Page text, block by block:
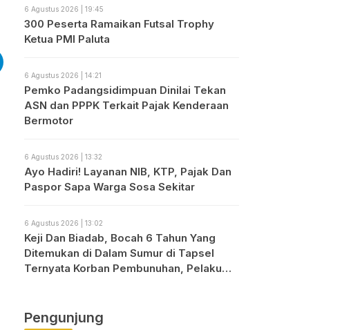
6 Agustus 2026 | 19:45
300 Peserta Ramaikan Futsal Trophy
Ketua PMI Paluta
6 Agustus 2026 | 14:21
Pemko Padangsidimpuan Dinilai Tekan
ASN dan PPPK Terkait Pajak Kenderaan
Bermotor
6 Agustus 2026 | 13:32
Ayo Hadiri! Layanan NIB, KTP, Pajak Dan
Paspor Sapa Warga Sosa Sekitar
6 Agustus 2026 | 13:02
Keji Dan Biadab, Bocah 6 Tahun Yang
Ditemukan di Dalam Sumur di Tapsel
Ternyata Korban Pembunuhan, Pelaku
Pengunjung